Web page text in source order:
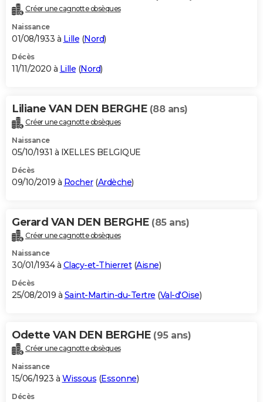
Créer une cagnotte obsèques
Naissance
01/08/1933 à Lille (Nord)
Décès
11/11/2020 à Lille (Nord)
Liliane VAN DEN BERGHE (88 ans)
Créer une cagnotte obsèques
Naissance
05/10/1931 à IXELLES BELGIQUE
Décès
09/10/2019 à Rocher(Ardèche)
Gerard VAN DEN BERGHE (85 ans)
Créer une cagnotte obsèques
Naissance
30/01/1934 à Clacy-et-Thierret(Aisne)
Décès
25/08/2019 à Saint-Martin-du-Tertre (Val-d'Oise)
Odette VAN DEN BERGHE (95 ans)
Créer une cagnotte obsèques
Naissance
15/06/1923 à Wissous (Essonne)
Décès